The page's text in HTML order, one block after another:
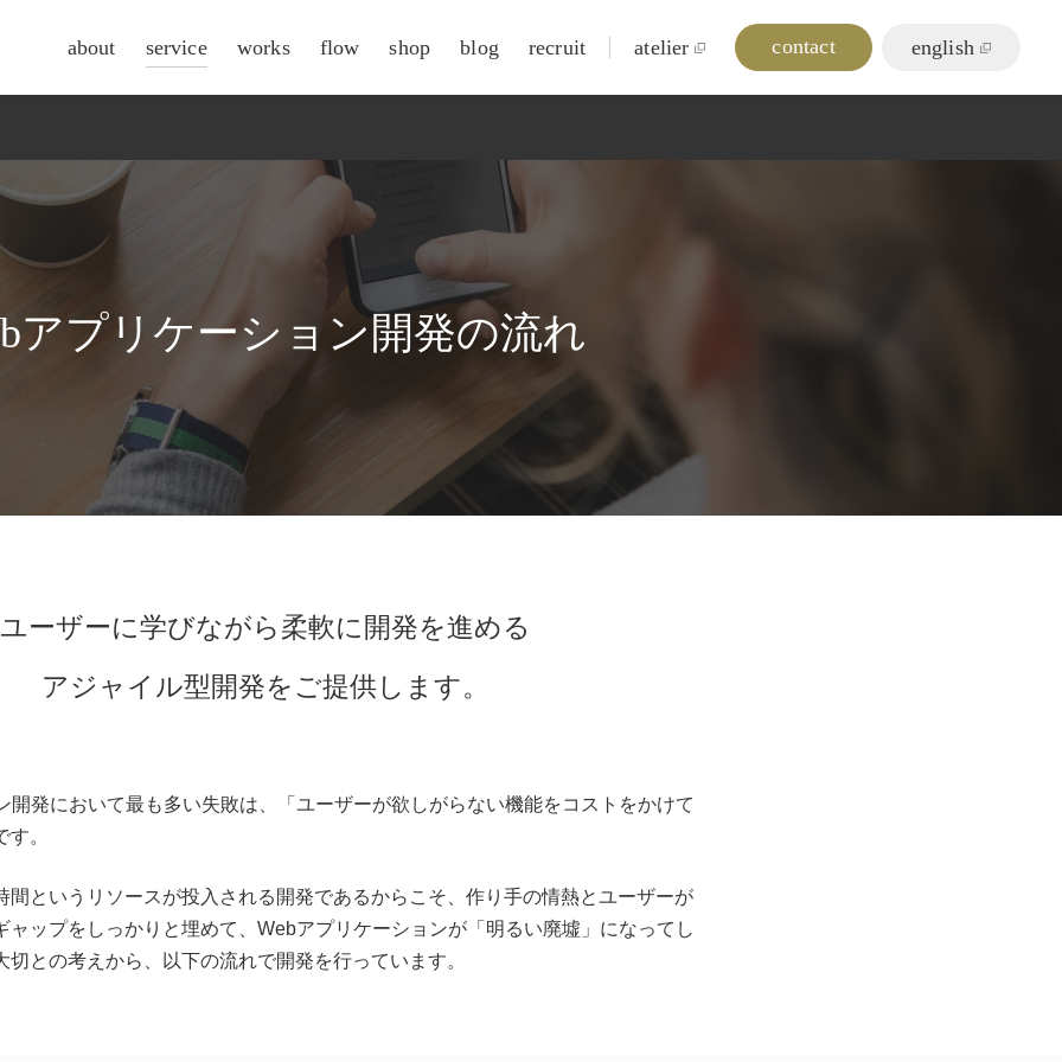
アプリケーション開発の流れ
about
csr
service works flow shop blog recruit atelier contact english
ユーザーに学びながら 柔軟に開発を進める
アジャイル型開発をご提供します。
開発において最も多い失敗は、「ユーザーが欲しがらない機能をコストをかけて
。
間というリソースが投入される開発であるからこそ、作り手の情熱とユーザーが
ャップをしっかりと埋めて、Webアプリケーションが「明るい廃墟」になってし
切との考えから、以下の流れで開発を行っています。